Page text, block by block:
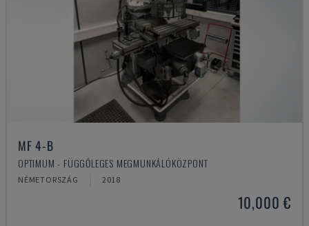
MF 4-B
OPTIMUM - FÜGGŐLEGES MEGMUNKÁLÓKÖZPONT
NÉMETORSZÁG 2018
10,000 €